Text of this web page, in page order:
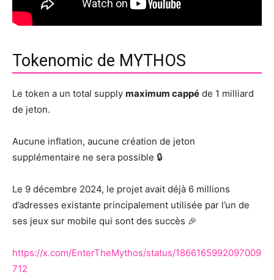
Tokenomic de MYTHOS
Le token a un total supply maximum cappé de 1 milliard
de jeton.
Aucune inflation, aucune création de jeton
supplémentaire ne sera possible 🔒
Le 9 décembre 2024, le projet avait déjà 6 millions
d’adresses existante principalement utilisée par l’un de
ses jeux sur mobile qui sont des succès 🎉
https://x.com/EnterTheMythos/status/1866165992097009
712